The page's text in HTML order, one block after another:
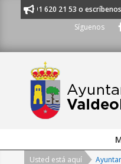
al 91 620 21 53 o
Síguenos
Navigation
Usted está aquí